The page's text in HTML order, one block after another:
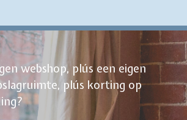
webshop, plús een eigen
plús korting op